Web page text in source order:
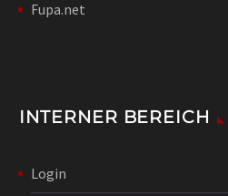
Fupa.net
INTERNER BEREICH
Login